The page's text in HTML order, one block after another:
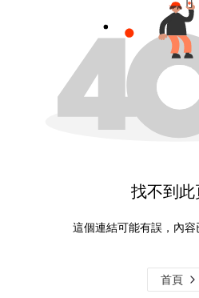
找不到
這個連結可能有誤，內容
首頁